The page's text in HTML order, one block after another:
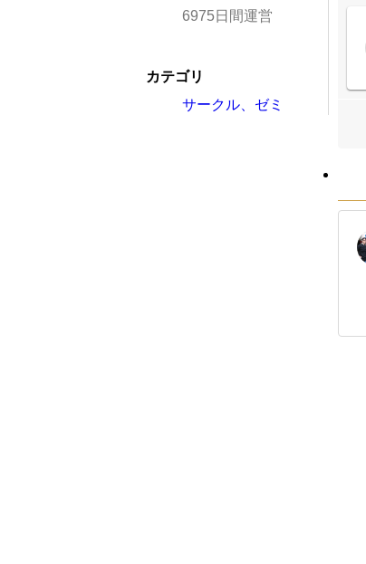
6975日間運営
カテゴリ
サークル、ゼミ